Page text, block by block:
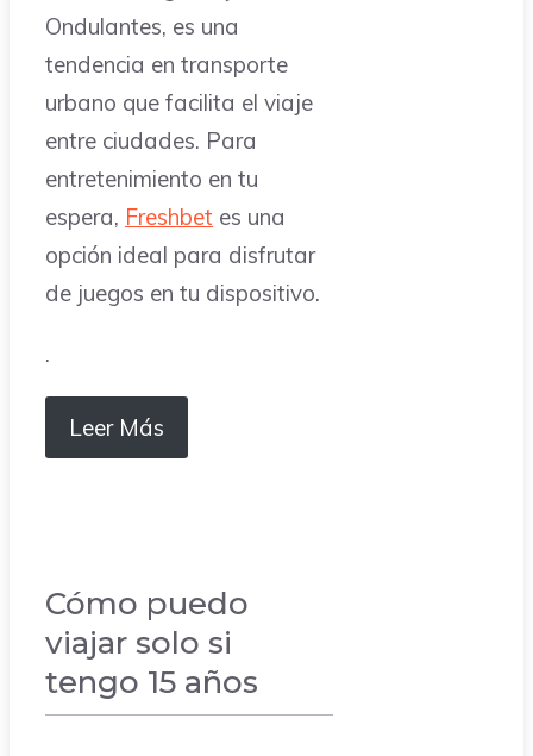
Ondulantes, es una
tendencia en transporte
urbano que facilita el viaje
entre ciudades. Para
entretenimiento en tu
espera, Freshbet es una
opción ideal para disfrutar
de juegos en tu dispositivo.
.
Leer Más
Cómo puedo
viajar solo si
tengo 15 años